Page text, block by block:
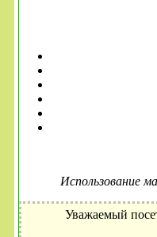
Использование
Уважаемый